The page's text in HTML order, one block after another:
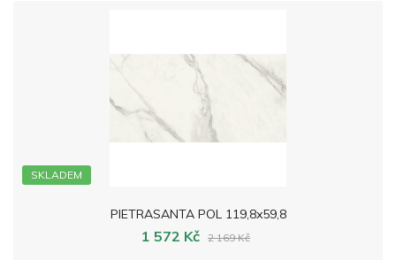
SKLADEM
PIETRASANTA POL 119,8x59,8
1 572 Kč 2 169 Kč